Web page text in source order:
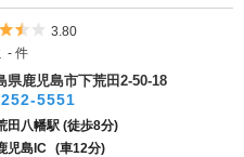
5つ星のうち3.5
3.80
- 件
県鹿児島市下荒田2-50-18
5551
田八幡駅 (徒歩8分)
児島IC (車12分)